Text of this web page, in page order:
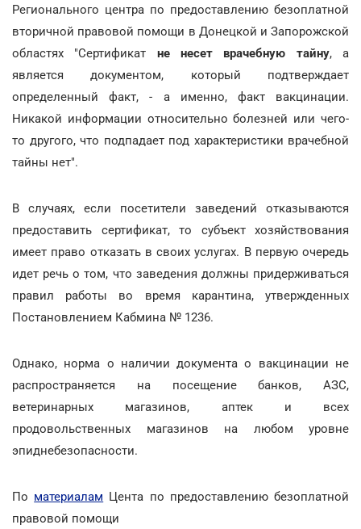
Регионального центра по предоставлению безоплатной
вторичной правовой помощи в Донецкой и Запорожской
областях "Сертификат не несет врачебную тайну, а
является документом, который подтверждает
определенный факт, - а именно, факт вакцинации.
Никакой информации относительно болезней или чего-
то другого, что подпадает под характеристики врачебной
тайны нет".
В случаях, если посетители заведений отказываются
предоставить сертификат, то субъект хозяйствования
имеет право отказать в своих услугах. В первую очередь
идет речь о том, что заведения должны придерживаться
правил работы во время карантина, утвержденных
Постановлением Кабмина № 1236.
Однако, норма о наличии документа о вакцинации не
распространяется на посещение банков, АЗС,
ветеринарных магазинов, аптек и всех
продовольственных магазинов на любом уровне
эпиднебезопасности.
По материалам Цента по предоставлению безоплатной
правовой помощи